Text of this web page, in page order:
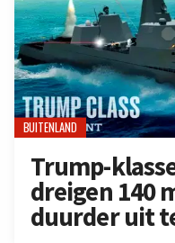
BUITENLAND
Trump-
dreigen 140
duurder uit